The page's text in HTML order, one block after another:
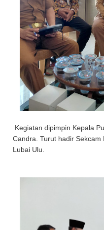
Kegiatan dipimpin Kepala
Candra. Turut hadir Sekcam
Lubai Ulu.